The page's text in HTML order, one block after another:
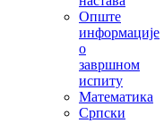
Опште
информације
о
завршном
испиту
Математика
Српски